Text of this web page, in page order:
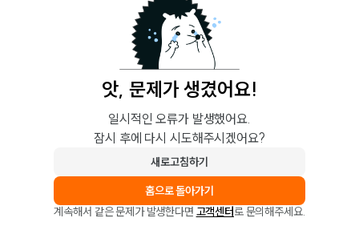
앗, 문제가 생겼어요!
일시적인 오류가 발생했어요.
잠시 후에 다시 시도해주시겠어요?
새로고침하기
홈으로 돌아가기
계속해서 같은 문제가 발생한다면 고객센터로 문의해주세요.